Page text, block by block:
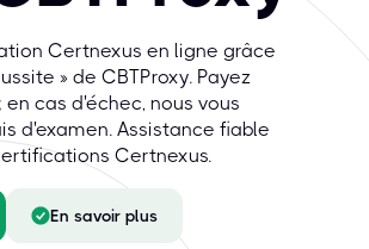
Certnexus en ligne grâce
» de CBTProxy. Payez
cas d'échec, nous vous
d'examen. Assistance fiable
Certnexus.
En savoir plus